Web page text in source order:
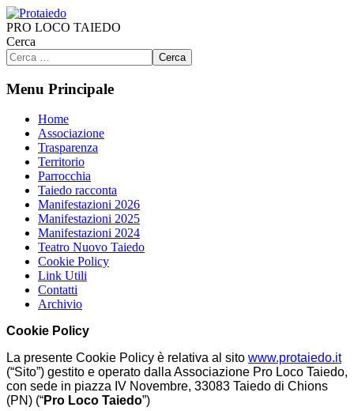
PRO LOCO TAIEDO
Cerca
Cerca
Menu Principale
Home
Associazione
Trasparenza
Territorio
Parrocchia
Taiedo racconta
Manifestazioni 2026
Manifestazioni 2025
Manifestazioni 2024
Teatro Nuovo Taiedo
Cookie Policy
Link Utili
Contatti
Archivio
Cookie Policy
La presente Cookie Policy è relativa al sito www.protaiedo.it
(“Sito”) gestito e operato dalla Associazione Pro Loco Taiedo,
con sede in piazza IV Novembre, 33083 Taiedo di Chions
(PN) (“Pro Loco Taiedo”)